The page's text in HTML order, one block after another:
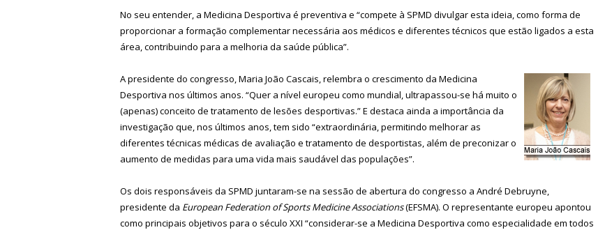
No seu entender, a Medicina Desportiva é preventiva e “compete à SPMD divulgar esta ideia, como forma de
proporcionar a formação complementar necessária aos médicos e diferentes técnicos que estão ligados a esta
área, contribuindo para a melhoria da saúde pública”.
A presidente do congresso, Maria João Cascais, relembra o crescimento da Medicina
Desportiva nos últimos anos. “Quer a nível europeu como mundial, ultrapassou-se há muito o
(apenas) conceito de tratamento de lesões desportivas.” E destaca ainda a importância da
investigação que, nos últimos anos, tem sido “extraordinária, permitindo melhorar as
diferentes técnicas médicas de avaliação e tratamento de desportistas, além de preconizar o
aumento de medidas para uma vida mais saudável das populações”.
Os dois responsáveis da SPMD juntaram-se na sessão de abertura do congresso a André Debruyne,
presidente da European Federation of Sports Medicine Associations(EFSMA). O representante europeu apontou
como principais objetivos para o século XXI “considerar-se a Medicina Desportiva como especialidade em todos